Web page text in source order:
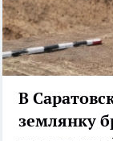
В
землянку